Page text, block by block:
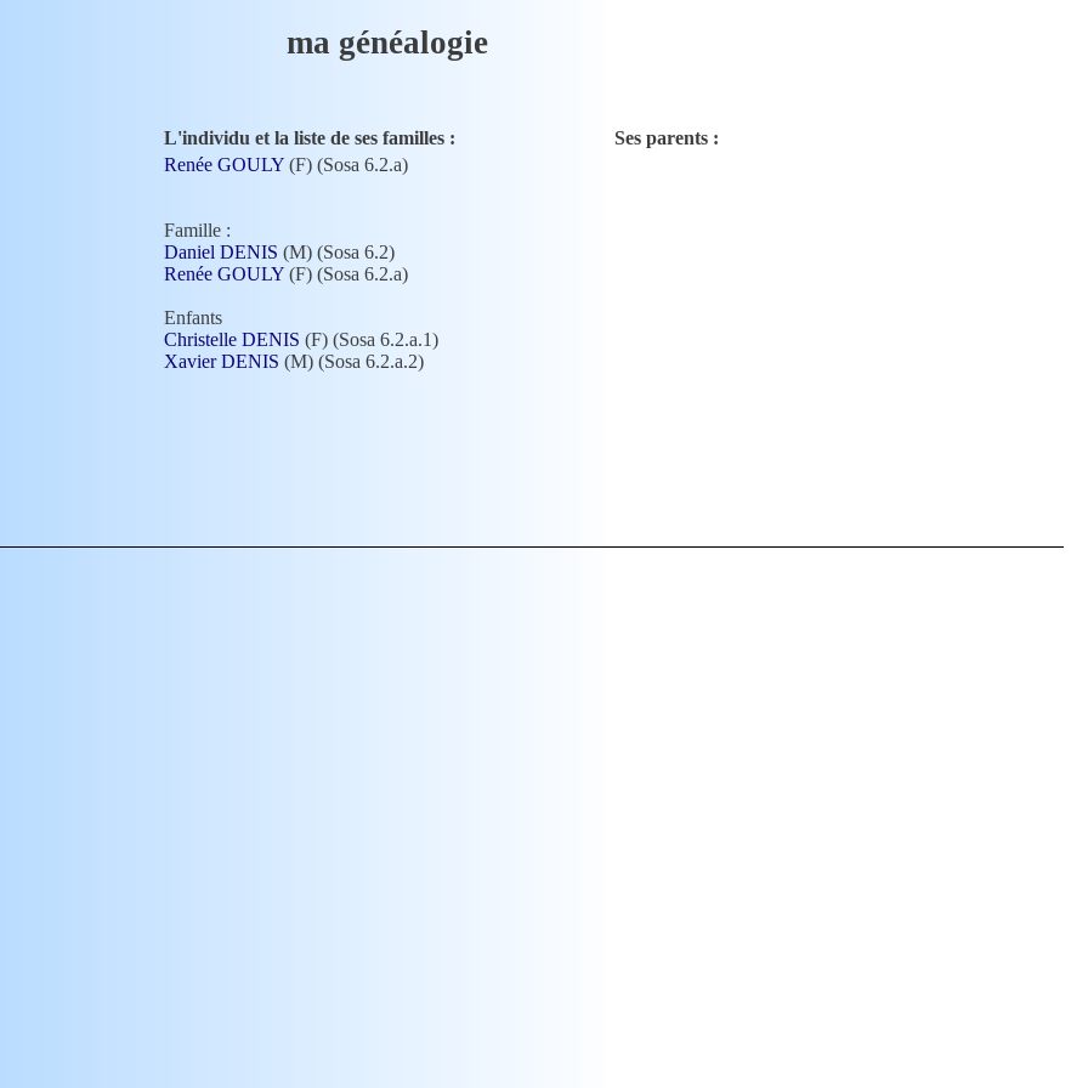
ma généalogie
L'individu et la liste de ses familles :
Ses parents :
Renée GOULY (F) (Sosa 6.2.a)
Famille :
Daniel DENIS (M) (Sosa 6.2)
Renée GOULY (F) (Sosa 6.2.a)
Enfants
Christelle DENIS (F) (Sosa 6.2.a.1)
Xavier DENIS (M) (Sosa 6.2.a.2)